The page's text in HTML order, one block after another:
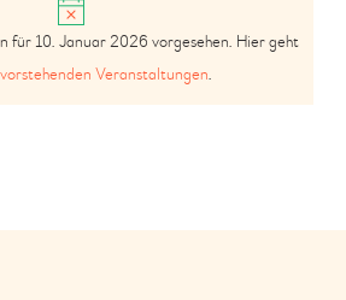
H
i
n
für 10. Januar 2026 vorgesehen. Hier geht
Veranstaltungen.